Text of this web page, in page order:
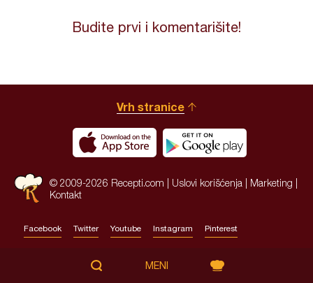
Budite prvi i komentarišite!
Vrh stranice
© 2009-2026 Recepti.com | Uslovi korišćenja Marketing
Kontakt
Facebook Twitter Youtube Instagram Pinterest